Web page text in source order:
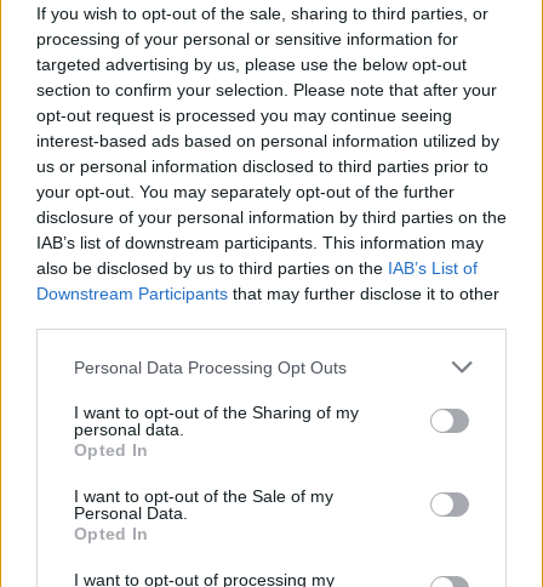
If you wish to opt-out of the sale, sharing to third parties, or
processing of your personal or sensitive information for
targeted advertising by us, please use the below opt-out
section to confirm your selection. Please note that after your
opt-out request is processed you may continue seeing
interest-based ads based on personal information utilized by
us or personal information disclosed to third parties prior to
your opt-out. You may separately opt-out of the further
disclosure of your personal information by third parties on the
IAB’s list of downstream participants. This information may
also be disclosed by us to third parties on the IAB’s List of
Downstream Participants that may further disclose it to other
Please note that this website/app uses one or more Google
not limited to your visit or usage behaviour. You may click to
grant or deny consent to Google and its third-party tags to
use your data for below specified purposes in below Google
consent section.
Personal Data Processing Opt Outs
I want to opt-out of the Sharing of my
personal data.
Opted In
I want to opt-out of the Sale of my
Personal Data.
Opted In
I want to opt-out of processing my
LA MADDALENA
La Maddalena, incendio distrugge il negozio
“La Gatta”
« 1 … 181 182
183
184
»
NOTIZIE RECENTI
Nuoto in acque libere a Golfo Aranci, successo
tra freddo e polemiche